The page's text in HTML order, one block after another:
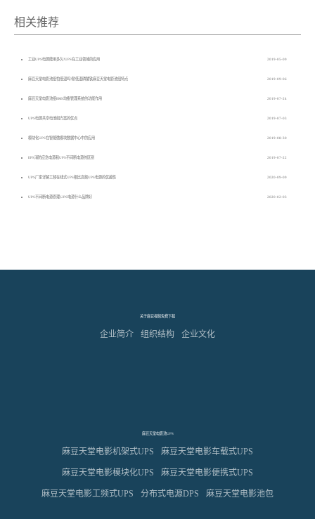
相关推荐
工业UPS电源能用多久?UPS在工业领域的应用 2019-05-09
麻豆天堂电影池组怕低温吗?耐低温磷酸铁麻豆天堂电影池组特点 2019-09-06
麻豆天堂电影池组BMS均衡管理系统的功能作用 2019-07-24
UPS电源共享电池组方案的优点 2019-07-03
模块化UPS在智能微模块数据中心中的应用 2019-08-30
EPS消防应急电源和UPS不间断电源的区别 2019-07-22
UPS厂家详解工频在线式UPS相比高频UPS电源的优越性 2020-09-09
UPS不间断电源原理,UPS电源什么品牌好 2020-02-03
关于麻豆视频免费下载
企业简介 组织结构 企业文化
麻豆天堂电影池UPS
麻豆天堂电影机架式UPS 麻豆天堂电影车载式UPS
麻豆天堂电影模块化UPS 麻豆天堂电影便携式UPS
麻豆天堂电影工频式UPS 分布式电源DPS 麻豆天堂电影池包